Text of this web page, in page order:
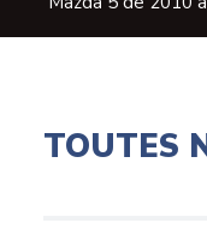
TOUTES